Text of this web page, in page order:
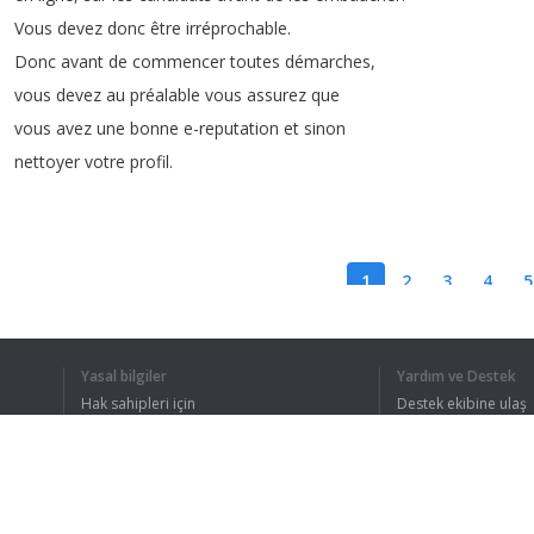
Vous devez donc être irréprochable.
Donc avant de commencer toutes démarches,
vous devez au préalable vous assurez que
vous avez une bonne e-reputation et sinon
nettoyer votre profil.
1 2 3 4 5
TÜM METNI
Yasal bilgiler
Hak sahipleri için
Yardım ve Destek
Destek ekibine ulaş